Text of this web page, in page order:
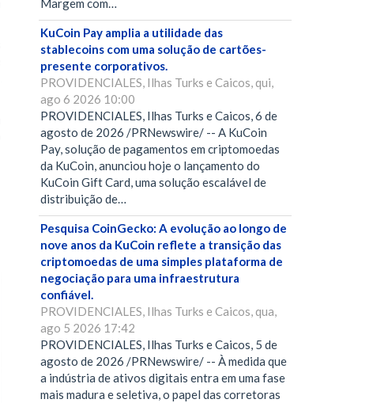
Margem com…
KuCoin Pay amplia a utilidade das
stablecoins com uma solução de cartões-
presente corporativos.
PROVIDENCIALES, Ilhas Turks e Caicos, qui,
ago 6 2026 10:00
PROVIDENCIALES, Ilhas Turks e Caicos, 6 de
agosto de 2026 /PRNewswire/ -- A KuCoin
Pay, solução de pagamentos em criptomoedas
da KuCoin, anunciou hoje o lançamento do
KuCoin Gift Card, uma solução escalável de
distribuição de…
Pesquisa CoinGecko: A evolução ao longo de
nove anos da KuCoin reflete a transição das
criptomoedas de uma simples plataforma de
negociação para uma infraestrutura
confiável.
PROVIDENCIALES, Ilhas Turks e Caicos, qua,
ago 5 2026 17:42
PROVIDENCIALES, Ilhas Turks e Caicos, 5 de
agosto de 2026 /PRNewswire/ -- À medida que
a indústria de ativos digitais entra em uma fase
mais madura e seletiva, o papel das corretoras